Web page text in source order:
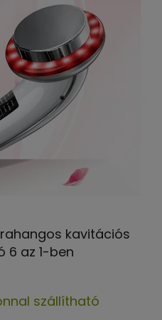
kavitációs
6 az 1-ben
termék
szállítható